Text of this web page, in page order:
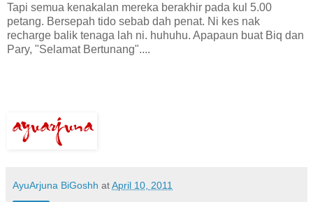
Tapi semua kenakalan mereka berakhir pada kul 5.00
petang. Bersepah tido sebab dah penat. Ni kes nak
recharge balik tenaga lah ni. huhuhu. Apapaun buat Biq dan
Pary, "Selamat Bertunang"....
AyuArjuna BiGoshh atApril 10, 2011